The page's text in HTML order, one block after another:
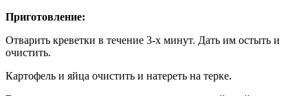
Приготовление:
Отварить креветки в течение 3-х минут. Дать им остыть и
очистить.
Картофель и яйца очистить и натереть на терке.